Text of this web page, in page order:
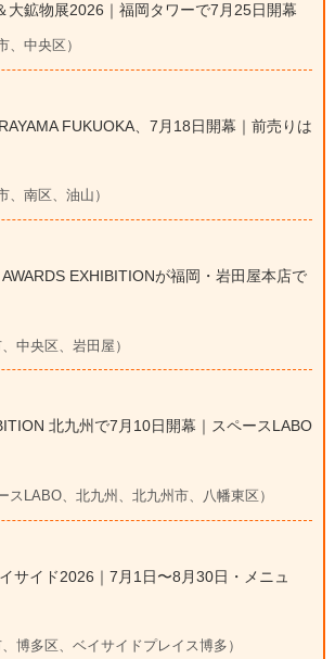
大鉱物展2026｜福岡タワーで7月25日開幕
中央区）
FUKUOKA、7月18日開幕｜前売りは
南区、油山）
EXHIBITIONが福岡・岩田屋本店で
中央区、岩田屋）
北九州で7月10日開幕｜スペースLABO
スLABO、北九州、北九州市、八幡東区）
サイド2026｜7月1日〜8月30日・メニュ
博多区、ベイサイドプレイス博多）